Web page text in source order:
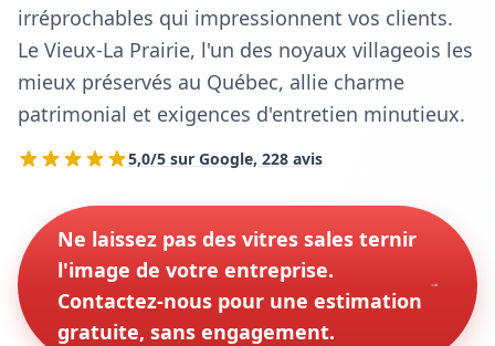
irréprochables qui impressionnent vos clients.
Le Vieux-La Prairie, l'un des noyaux villageois les
mieux préservés au Québec, allie charme
patrimonial et exigences d'entretien minutieux.
5,0/5 sur Google, 228 avis
Ne laissez pas des vitres sales ternir
l'image de votre entreprise.
Contactez-nous pour une estimation
gratuite, sans engagement.